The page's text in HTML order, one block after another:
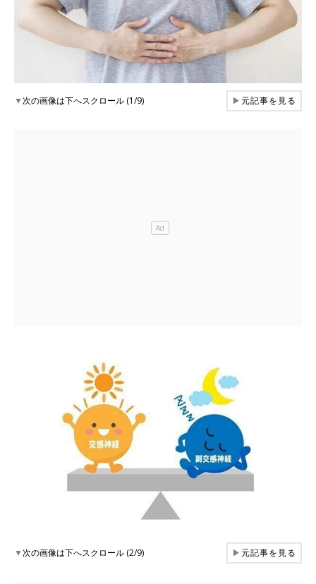
▼次の画像は下へスクロール (1/9) ▶元記事を見る
▼次の画像は下へスクロール (2/9) ▶元記事を見る